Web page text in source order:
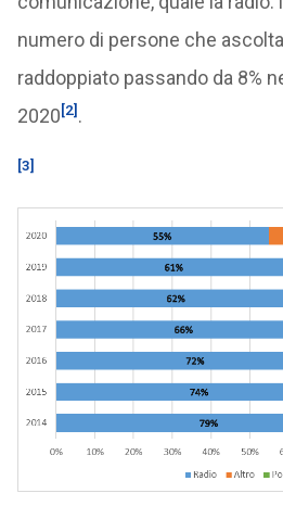
numero di persone che
raddoppiato passando da 8%
2020[2] .
[3]